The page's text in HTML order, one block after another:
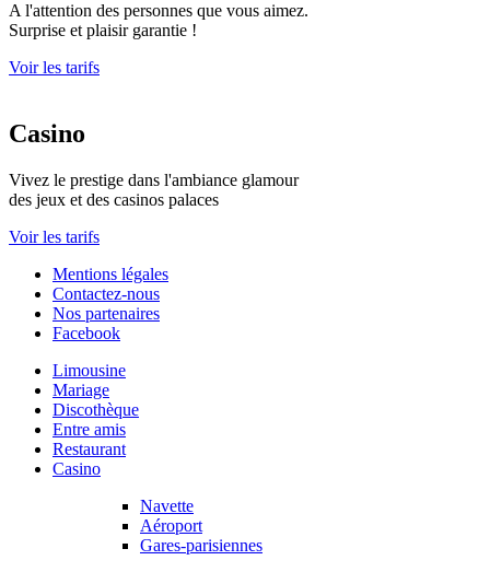
A l'attention des personnes que vous aimez.
Surprise et plaisir garantie !
Voir les tarifs
Casino
Vivez le prestige dans l'ambiance glamour
des jeux et des casinos palaces
Voir les tarifs
Mentions légales
Contactez-nous
Nos partenaires
Facebook
Limousine
Mariage
Discothèque
Entre amis
Restaurant
Casino
Navette
Aéroport
Gares-parisiennes